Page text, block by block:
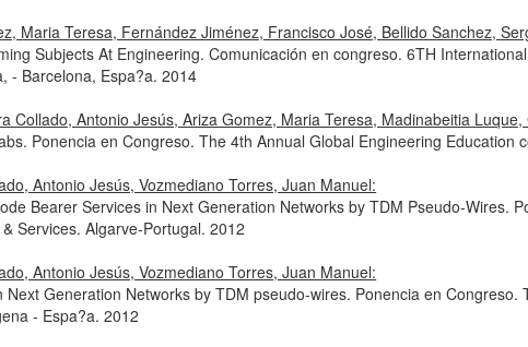
Maria Teresa, Fernández Jiménez, Francisco José, Bellido Sanchez,
Subjects At Engineering. Comunicación en congreso. 6TH
- Barcelona, Espa?a. 2014
Collado, Antonio Jesús, Ariza Gomez, Maria Teresa, Madinabeitia
Ponencia en Congreso. The 4th Annual Global Engineering Education
Antonio Jesús, Vozmediano Torres, Juan Manuel:
Bearer Services in Next Generation Networks by TDM Pseudo-Wires.
Services. Algarve-Portugal. 2012
Antonio Jesús, Vozmediano Torres, Juan Manuel:
Generation Networks by TDM pseudo-wires. Ponencia en
- Espa?a. 2012